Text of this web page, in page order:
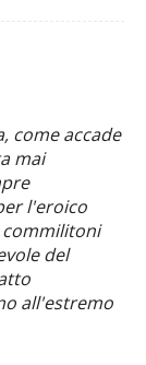
come accade
mai
l'eroico
commilitoni
del
all'estremo